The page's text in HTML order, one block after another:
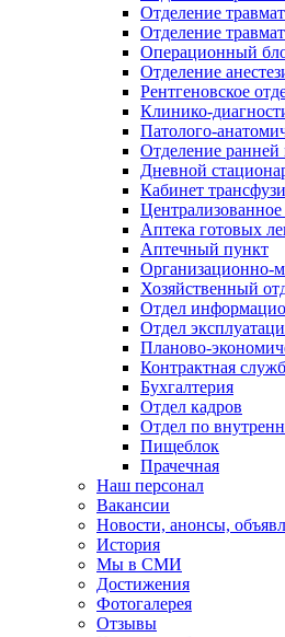
Отделение
Отделение
Операционный
Отделение
Рентгеновское
Клинико-
Патолого-
Отделение
Дневной
Кабинет
Аптека готовых
Аптечный пункт
Организационно-
Хозяйственный
Отдел
Отдел
Планово-
Контрактная
Бухгалтерия
Отдел кадров
Отдел по
Пищеблок
Прачечная
Наш персонал
Вакансии
Новости, анонсы,
История
Мы в СМИ
Достижения
Фотогалерея
Отзывы